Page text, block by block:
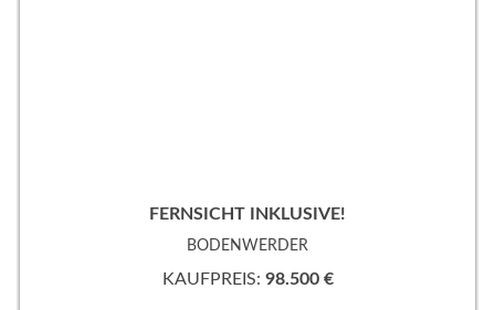
FERNSICHT INKLUSIVE!
BODENWERDER
KAUFPREIS: 98.500 €